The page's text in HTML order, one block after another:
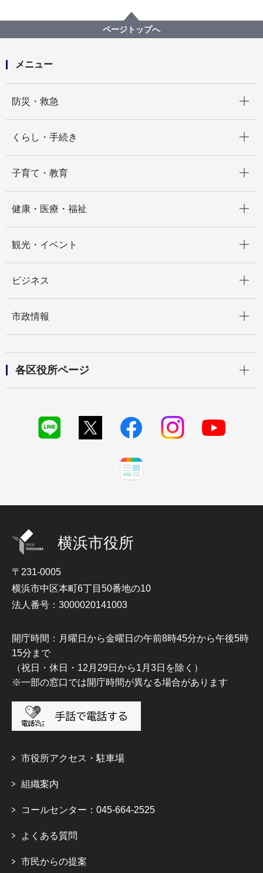
台風第７号に伴う対応について（第１報）
ページトップへ
メニュー
防災・救急
くらし・手続き
子育て・教育
健康・医療・福祉
観光・イベント
ビジネス
市政情報
各区役所ページ
横浜市役所
〒231-0005
横浜市中区本町6丁目50番地の10
法人番号：3000020141003
開庁時間：月曜日から金曜日の午前8時45分から午後5時
15分まで
（祝日・休日・12月29日から1月3日を除く）
※一部の窓口では開庁時間が異なる場合があります
市役所アクセス・駐車場
組織案内
コールセンター：045-664-2525
よくある質問
市民からの提案